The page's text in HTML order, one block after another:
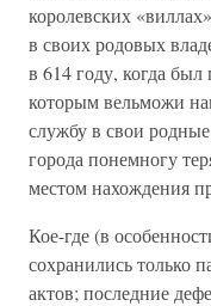
королевских
в своих родовых
в 614 году, когда был
которым вельможи
службу в свои
города понемногу
местом нахождения
Кое-где (в
сохранились только
актов; последние